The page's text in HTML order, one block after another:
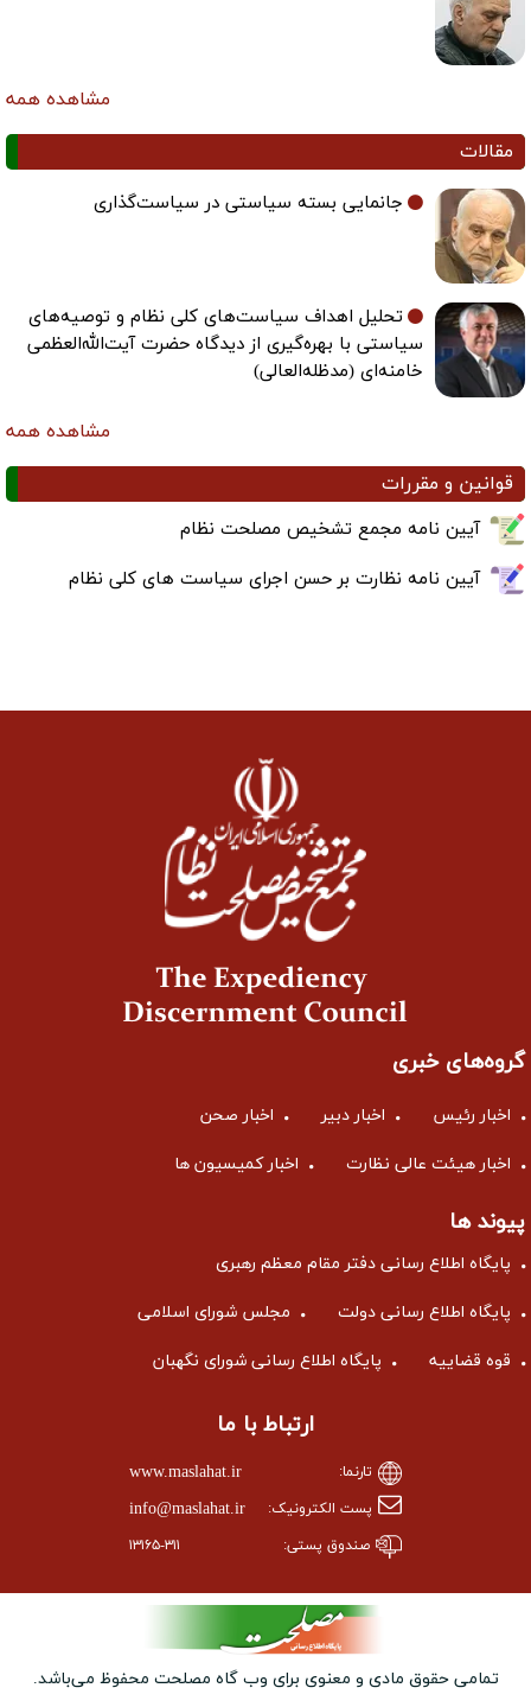
مشاهده همه
مقالات
جانمایی بسته سیاستی در سیاست‌گذاری
تحلیل اهداف سیاست‌های کلی نظام و توصیه‌های
سیاستی با بهره‌گیری از دیدگاه حضرت آیت‌الله‌العظمی
خامنه‌ای (مدظله‌العالی)
مشاهده همه
قوانین و مقررات
آیین نامه مجمع تشخیص مصلحت نظام
آیین نامه نظارت بر حسن اجرای سیاست های کلی نظام
گروه‌های خبری
اخبار رئیس اخبار دبیر اخبار صحن
اخبار هیئت عالی نظارت اخبار کمیسیون ها
پیوند ها
پایگاه اطلاع رسانی دفتر مقام معظم رهبری
پایگاه اطلاع رسانی دولت مجلس شورای اسلامی
قوه قضاییه پایگاه اطلاع رسانی شورای نگهبان
ارتباط با ما
تارنما: www.maslahat.ir
پست الکترونیک: info@maslahat.ir
صندوق پستی: ۱۳۱۶۵-۳۱۱
تمامی حقوق مادی و معنوی برای وب ‌گاه مصلحت محفوظ می‌باشد.